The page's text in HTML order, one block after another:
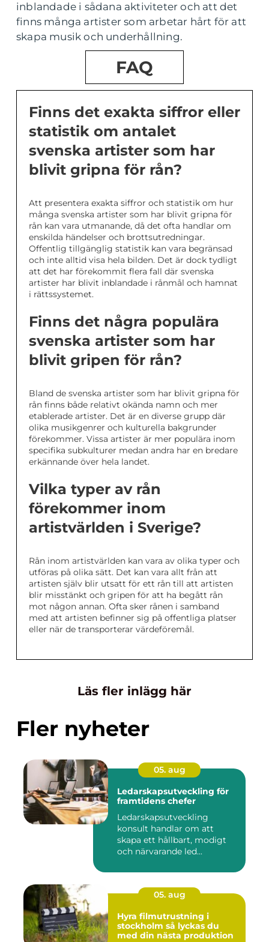
inblandade i sådana aktiviteter och att det
finns många artister som arbetar hårt för att
skapa musik och underhållning.
FAQ
Finns det exakta siffror eller
statistik om antalet
svenska artister som har
blivit gripna för rån?
Att presentera exakta siffror och statistik om hur
många svenska artister som har blivit gripna för
rån kan vara utmanande, då det ofta handlar om
enskilda händelser och brottsutredningar.
Offentlig tillgänglig statistik kan vara begränsad
och inte alltid visa hela bilden. Det är dock tydligt
att det har förekommit flera fall där svenska
artister har blivit inblandade i rånmål och hamnat
i rättssystemet.
Finns det några populära
svenska artister som har
blivit gripen för rån?
Bland de svenska artister som har blivit gripna för
rån finns både relativt okända namn och mer
etablerade artister. Det är en diverse grupp där
olika musikgenrer och kulturella bakgrunder
förekommer. Vissa artister är mer populära inom
specifika subkulturer medan andra har en bredare
erkännande över hela landet.
Vilka typer av rån
förekommer inom
artistvärlden i Sverige?
Rån inom artistvärlden kan vara av olika typer och
utföras på olika sätt. Det kan vara allt från att
artisten själv blir utsatt för ett rån till att artisten
blir misstänkt och gripen för att ha begått rån
mot någon annan. Ofta sker rånen i samband
med att artisten befinner sig på offentliga platser
eller när de transporterar värdeföremål.
Läs fler inlägg här
Fler nyheter
05. aug
Ledarskapsutveckling för
framtidens chefer
Ledarskapsutveckling
konsult handlar om att
skapa ett hållbart, modigt
och närvarande led...
05. aug
Hyra filmutrustning i
stockholm så lyckas du
med din nästa produktion